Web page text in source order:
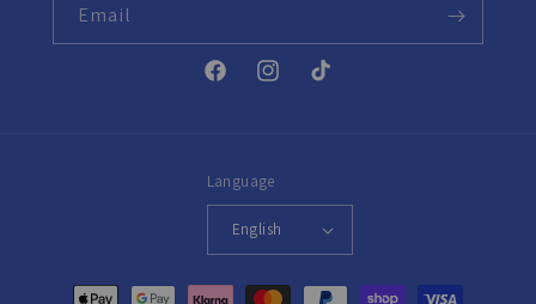
Email
FacebookInstagramTikTok
Language
English
Payment